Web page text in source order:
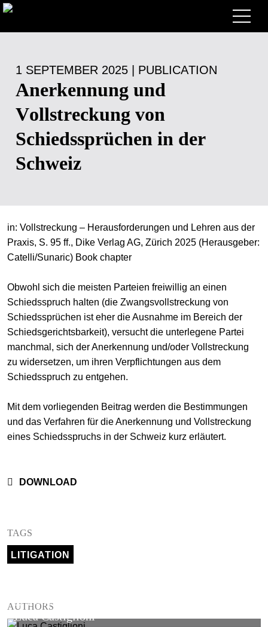
Expertise
Corporate News
Briefing
Guide
About
Overview
Trainees
Student Trainees
Administrative Staff
Assistants
+
Jobs
Open Positions
+
Application Process
Questions and answers
Unsolicited Application
Your Career
Your career with us
Search
1 SEPTEMBER 2025 | PUBLICATION
Anerkennung und
Vollstreckung von
Schiedssprüchen in der
Schweiz
in: Vollstreckung – Herausforderungen und Lehren aus der
Praxis, S. 95 ff., Dike Verlag AG, Zürich 2025 (Herausgeber:
Catelli/Sunaric) Book chapter
Obwohl sich die meisten Parteien freiwillig an einen
Schiedsspruch halten (die Zwangsvollstreckung von
Schiedssprüchen ist eher die Ausnahme im Bereich der
Schiedsgerichtsbarkeit), versucht die unterlegene Partei
manchmal, sich der Anerkennung und/oder Vollstreckung
zu widersetzen, um ihren Verpflichtungen aus dem
Schiedsspruch zu entgehen.
Mit dem vorliegenden Beitrag werden die Bestimmungen
und das Verfahren für die Anerkennung und Vollstreckung
eines Schiedsspruchs in der Schweiz kurz erläutert.
DOWNLOAD
TAGS
LITIGATION
AUTHORS
EXTERNAL AUTHOR
Luca Castiglioni